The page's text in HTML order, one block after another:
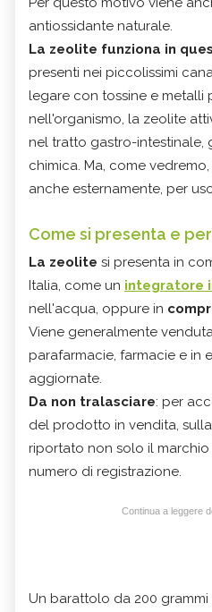
antiossidante naturale.
La zeolite funziona in
presenti nei piccolissimi
legare con tossine e metalli
nell'organismo, la zeolite
nel tratto gastro-intestinale,
chimica. Ma, come
anche esternamente, per
Come si presenta e
La zeolite si presenta in
Italia, come un integratore
nell'acqua, oppure in
Viene generalmente
parafarmacie, farmacie e in
aggiornate.
Da non tralasciare: per
del prodotto in vendita,
riportato non solo il marchio
numero di registrazione.
Continua a leggere
Un barattolo da 200